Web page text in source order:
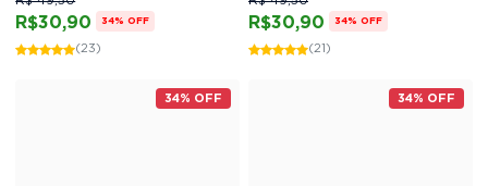
R$30,90 34% OFF
(23)
R$30,90 34% OFF
(21)
34% OFF 34% OFF